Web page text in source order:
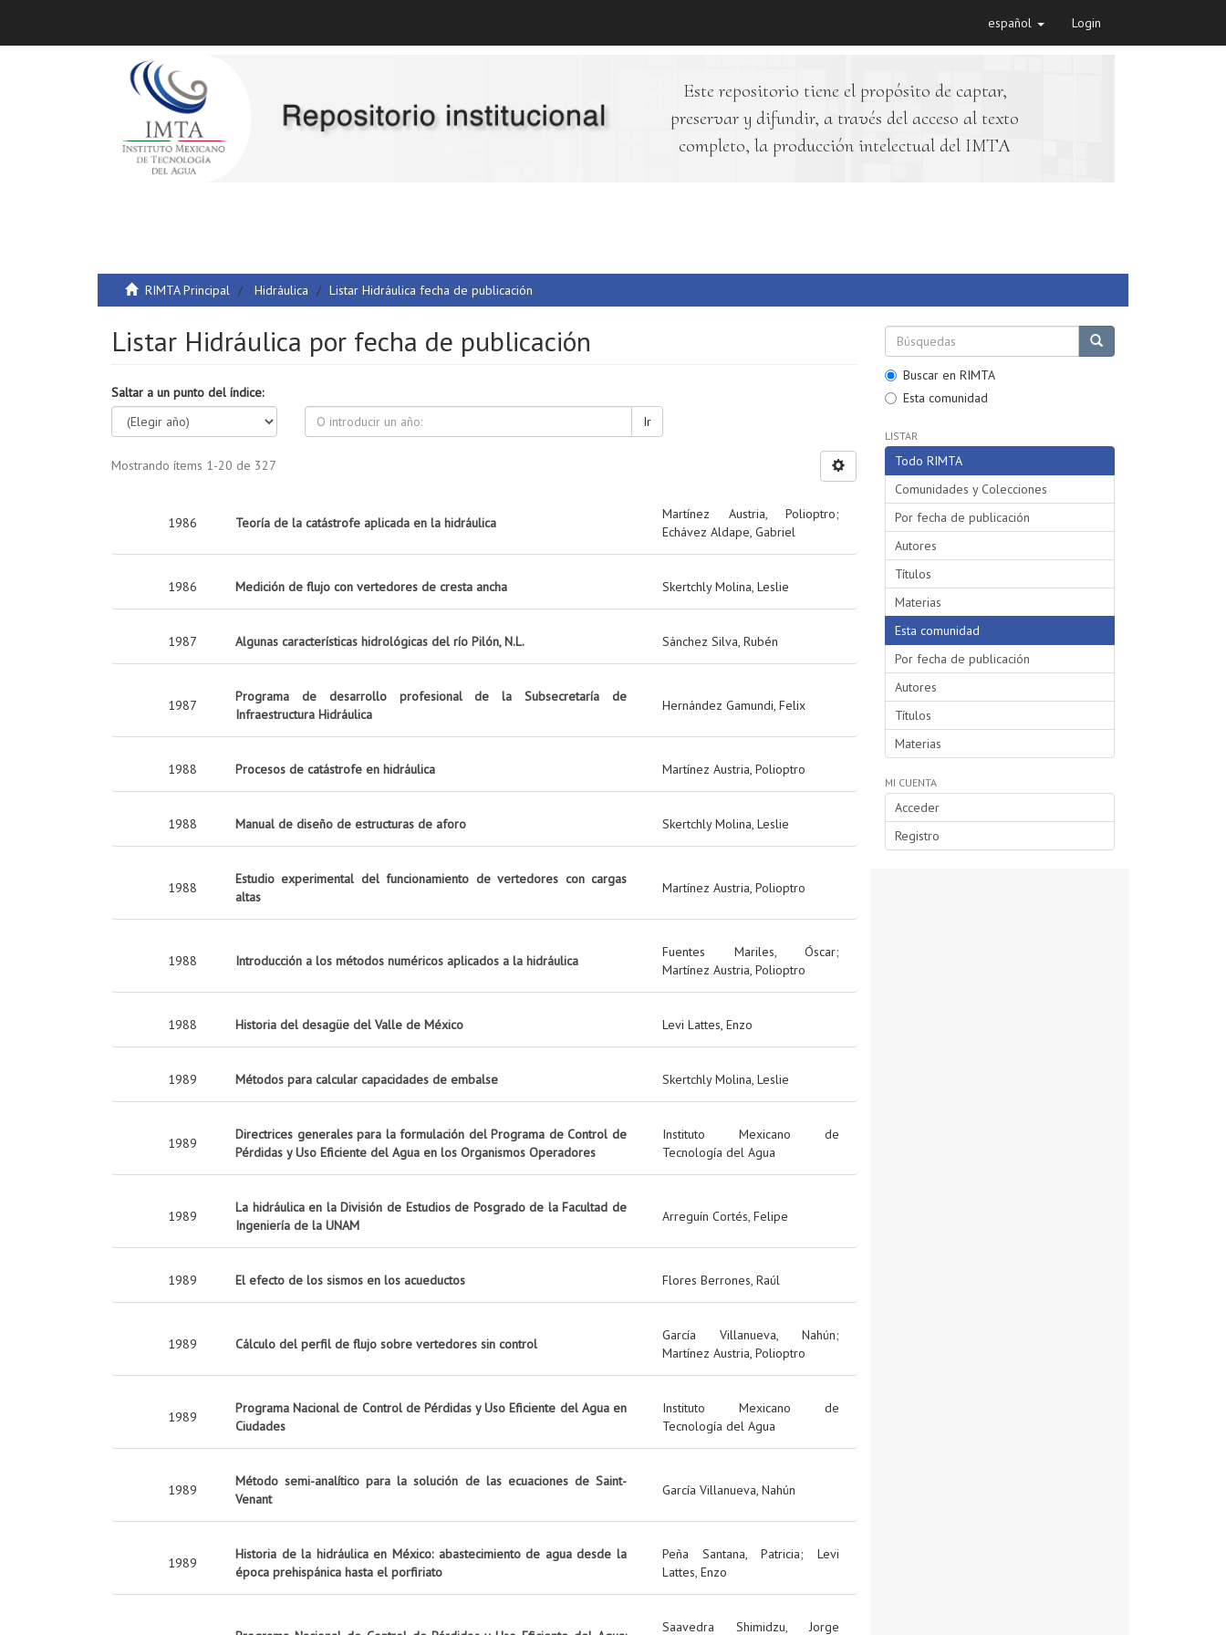
español Login
Este repositorio tiene el propósito de captar,
preservar y difundir, a través del acceso al texto
completo, la producción intelectual del IMTA
RIMTA Principal Hidráulica Listar Hidráulica fecha de publicación
Listar Hidráulica por fecha de publicación
Saltar a un punto del índice:
Ir
Mostrando ítems 1-20 de 327
1986 Teoría de la catástrofe aplicada en la hidráulica
Martínez Austria, Polioptro;
Echávez Aldape, Gabriel
1986 Medición de flujo con vertedores de cresta ancha Skertchly Molina, Leslie
1987 Algunas características hidrológicas del río Pilón, N.L. Sánchez Silva, Rubén
1987
Programa de desarrollo profesional de la Subsecretaría de
Infraestructura Hidráulica
Hernández Gamundi, Felix
1988 Procesos de catástrofe en hidráulica Martínez Austria, Polioptro
1988 Manual de diseño de estructuras de aforo Skertchly Molina, Leslie
1988
Estudio experimental del funcionamiento de vertedores con cargas
altas
Martínez Austria, Polioptro
1988 Introducción a los métodos numéricos aplicados a la hidráulica
Fuentes Mariles, Óscar;
Martínez Austria, Polioptro
1988 Historia del desagüe del Valle de México Levi Lattes, Enzo
1989 Métodos para calcular capacidades de embalse Skertchly Molina, Leslie
1989
Directrices generales para la formulación del Programa de Control de
Pérdidas y Uso Eficiente del Agua en los Organismos Operadores
Instituto Mexicano de
Tecnología del Agua
1989
La hidráulica en la División de Estudios de Posgrado de la Facultad de
Ingeniería de la UNAM
Arreguín Cortés, Felipe
1989 El efecto de los sismos en los acueductos Flores Berrones, Raúl
1989 Cálculo del perfil de flujo sobre vertedores sin control
García Villanueva, Nahún;
Martínez Austria, Polioptro
1989
Programa Nacional de Control de Pérdidas y Uso Eficiente del Agua en
Ciudades
Instituto Mexicano de
Tecnología del Agua
1989
Método semi-analítico para la solución de las ecuaciones de Saint-
Venant
García Villanueva, Nahún
1989
Historia de la hidráulica en México: abastecimiento de agua desde la
época prehispánica hasta el porfiriato
Peña Santana, Patricia; Levi
Lattes, Enzo
Saavedra Shimidzu, Jorge
Buscar en RIMTA
Esta comunidad
LISTAR
Todo RIMTA
Comunidades y Colecciones
Por fecha de publicación
Autores
Títulos
Materias
Esta comunidad
Por fecha de publicación
Autores
Títulos
Materias
MI CUENTA
Acceder
Registro